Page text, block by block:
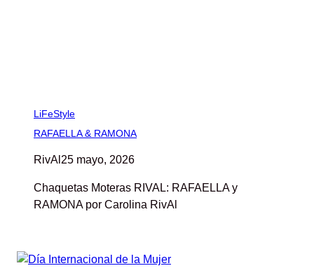
LiFeStyle
RAFAELLA & RAMONA
RivAl 25 mayo, 2026
Chaquetas Moteras RIVAL: RAFAELLA y
RAMONA por Carolina RivAl